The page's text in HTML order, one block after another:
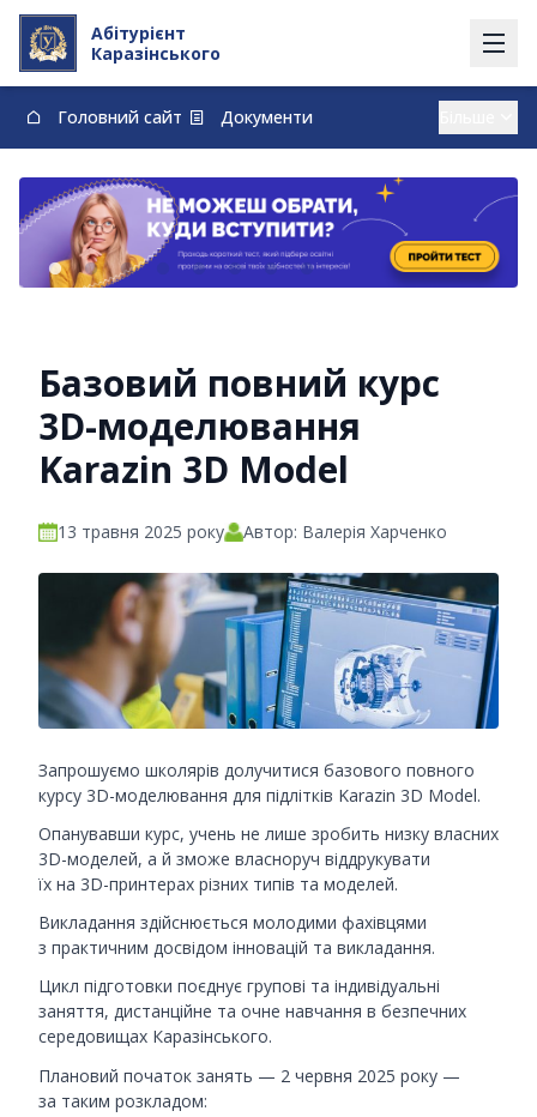
Абітурієнт
Каразінського
Головний сайт
Документи
Вступ із тимчасово окупованих території
Контакти
Карта
Договори про навчання та оплату навчання
vstup@karazin.ua
0-800-33-48-73
Базовий повний курс
3D-моделювання
Karazin 3D Model
13 травня 2025 року Автор: Валерія Харченко
Запрошуємо школярів долучитися базового повного
курсу 3D-моделювання для підлітків Karazin 3D Model.
Опанувавши курс, учень не лише зробить низку власних
3D-моделей, а й зможе власноруч віддрукувати
їх на 3D-принтерах різних типів та моделей.
Викладання здійснюється молодими фахівцями
з практичним досвідом інновацій та викладання.
Цикл підготовки поєднує групові та індивідуальні
заняття, дистанційне та очне навчання в безпечних
середовищах Каразінського.
Плановий початок занять — 2 червня 2025 року —
за таким розкладом: